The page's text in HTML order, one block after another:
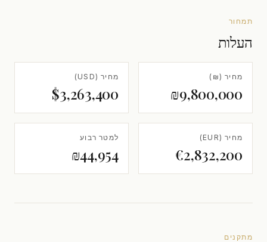
תמחור
העלות
מחיר (₪)
₪9,800,000
מחיר (USD)
$3,263,400
מחיר (EUR)
€2,832,200
למטר רבוע
₪44,954
מתקנים